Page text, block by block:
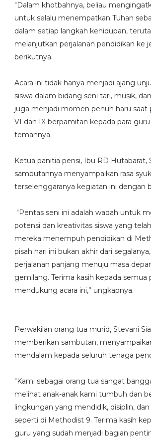
"Dalam khotbahnya, beliau
untuk selalu menempatkan Tuhan
dalam setiap langkah kehidupan,
melanjutkan perjalanan pendidikan ke
berikutnya.
Acara ini tidak hanya menjadi ajang
siswa dalam bidang seni tari, musik,
juga menjadi momen penuh haru saat
VI dan IX berpamitan kepada para
temannya.
Ketua panitia pensi, Ibu RD Hutabarat,
sambutannya menyampaikan rasa
terselenggaranya kegiatan ini dengan
"Pentas seni ini adalah wadah untuk
potensi dan kreativitas siswa yang
mereka menempuh pendidikan di
pisah hari ini bukan akhir dari
perjalanan panjang menuju masa
gemilang. Terima kasih kepada semua
mendukung acara ini,” ungkapnya.
Perwakilan orang tua murid, Stevani
memberikan sambutan,
mendalam kepada seluruh tenaga
"Kami sebagai orang tua sangat
melihat anak-anak kami tumbuh dan
lingkungan yang mendidik, disiplin,
seperti di Methodist 9. Terima kasih
guru yang sudah menjadi bagian